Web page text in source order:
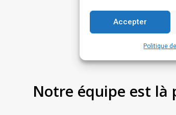
Accepter
Politique
Notre équipe est là